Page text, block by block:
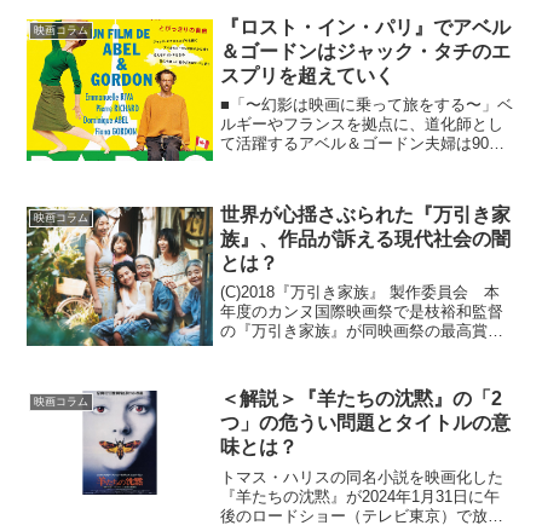
映画コラム
『ロスト・イン・パリ』でアベル
＆ゴードンはジャック・タチのエ
スプリを超えていく
■「〜幻影は映画に乗って旅をする〜」ベ
ルギーやフランスを拠点に、道化師とし
て活躍するアベル＆ゴードン夫婦は90年
介されるまでかなりの時間を要したが、
昨年発表した新作...
映画コラム
世界が心揺さぶられた『万引き家
族』、作品が訴える現代社会の闇
とは？
(C)2018『万引き家族』 製作委員会 本
年度のカンヌ国際映画祭で是枝裕和監督
の『万引き家族』が同映画祭の最高賞と
監督『うなぎ』（97）以来の快挙であ
り、6月8日の全...
映画コラム
＜解説＞『羊たちの沈黙』の「2
つ」の危うい問題とタイトルの意
味とは？
トマス・ハリスの同名小説を映画化した
『羊たちの沈黙』が2024年1月31日に午
後のロードショー（テレビ東京）で放送